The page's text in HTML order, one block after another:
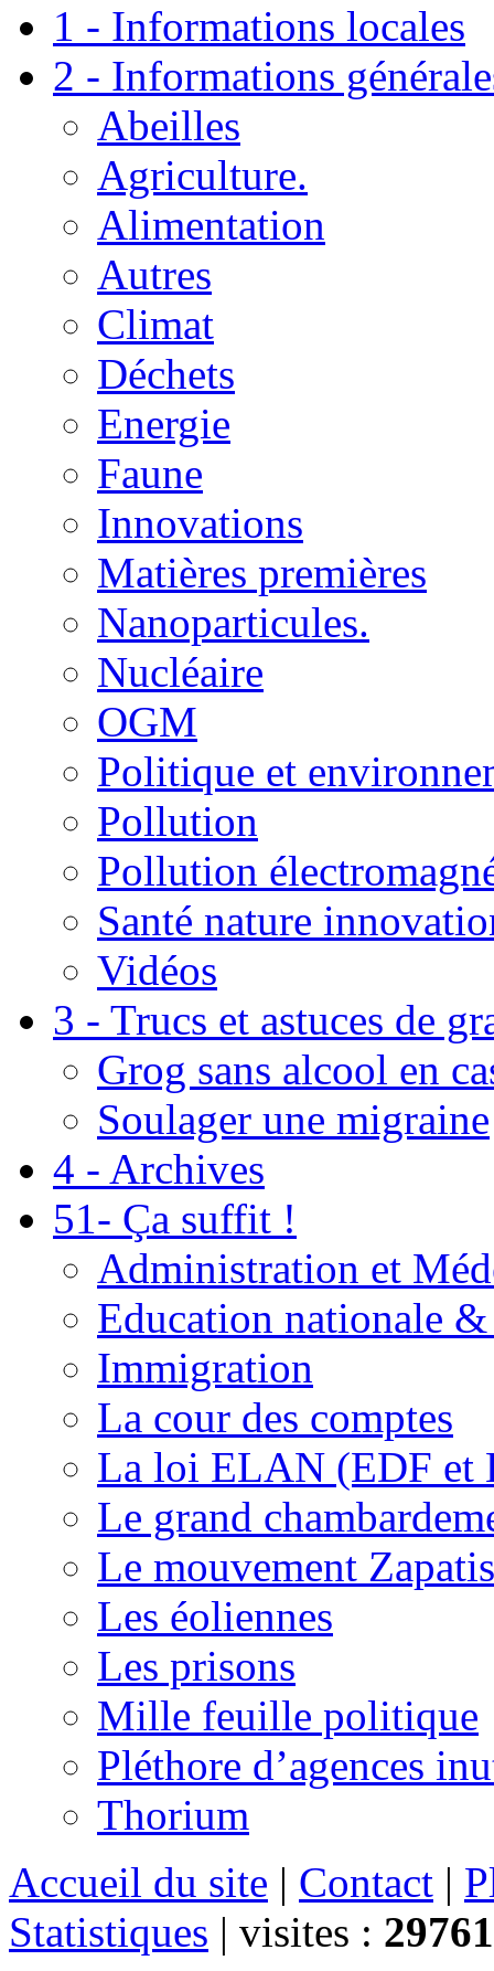
1 - Informations locales
2 - Informations
Abeilles
Agriculture.
Alimentation
Autres
Climat
Déchets
Energie
Faune
Innovations
Matières premières
Nanoparticules.
Nucléaire
OGM
Politique et
Pollution
Pollution
Santé nature
Vidéos
3 - Trucs et astuces de
Grog sans alcool en
Soulager une migraine
4 - Archives
51- Ça suffit !
Administration et
Education nationale
Immigration
La cour des comptes
La loi ELAN (EDF et
Le grand
Le mouvement
Les éoliennes
Les prisons
Mille feuille politique
Pléthore d’agences
Thorium
Accueil du site | Contact |
Statistiques | visites :